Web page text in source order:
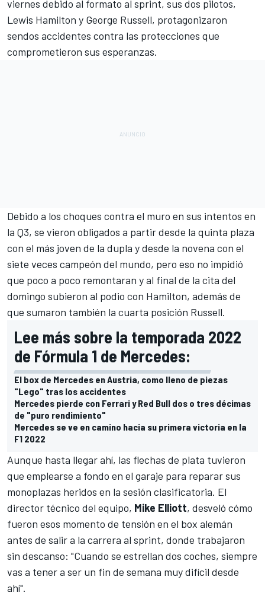
viernes debido al formato al sprint, sus dos pilotos,
Lewis Hamilton y George Russell, protagonizaron
sendos accidentes contra las protecciones que
comprometieron sus esperanzas.
Debido a los choques contra el muro en sus intentos en
la Q3, se vieron obligados a partir desde la quinta plaza
con el más joven de la dupla y desde la novena con el
siete veces campeón del mundo, pero eso no impidió
que poco a poco remontaran y al final de la cita del
domingo subieron al podio con Hamilton, además de
que sumaron también la cuarta posición Russell.
Lee más sobre la temporada 2022
de Fórmula 1 de Mercedes:
El box de Mercedes en Austria, como lleno de piezas
"Lego" tras los accidentes
Mercedes pierde con Ferrari y Red Bull dos o tres décimas
de "puro rendimiento"
Mercedes se ve en camino hacia su primera victoria en la
F1 2022
Aunque hasta llegar ahí, las flechas de plata tuvieron
que emplearse a fondo en el garaje para reparar sus
monoplazas heridos en la sesión clasificatoria. El
director técnico del equipo, Mike Elliott, desveló cómo
fueron esos momento de tensión en el box alemán
antes de salir a la carrera al sprint, donde trabajaron
sin descanso: "Cuando se estrellan dos coches, siempre
vas a tener a ser un fin de semana muy difícil desde
ahí".